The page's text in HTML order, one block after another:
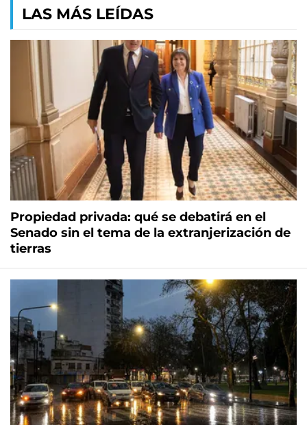
LAS MÁS LEÍDAS
Propiedad privada: qué se debatirá en el
Senado sin el tema de la extranjerización de
tierras